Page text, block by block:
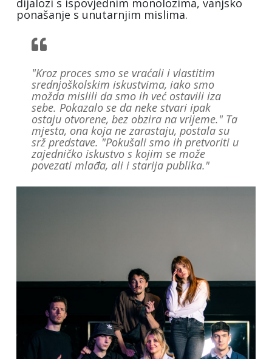
dijalozi s ispovjednim monolozima, vanjsko
ponašanje s unutarnjim mislima.
"Kroz proces smo se vraćali i vlastitim
srednjoškolskim iskustvima, iako smo
možda mislili da smo ih već ostavili iza
sebe. Pokazalo se da neke stvari ipak
ostaju otvorene, bez obzira na vrijeme." Ta
mjesta, ona koja ne zarastaju, postala su
srž predstave."Pokušali smo ih pretvoriti u
zajedničko iskustvo s kojim se može
povezati mlađa, ali i starija publika."